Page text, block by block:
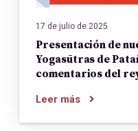
17 de julio de 2025
Presentación de
Yogasūtras de
comentarios del
Leer más